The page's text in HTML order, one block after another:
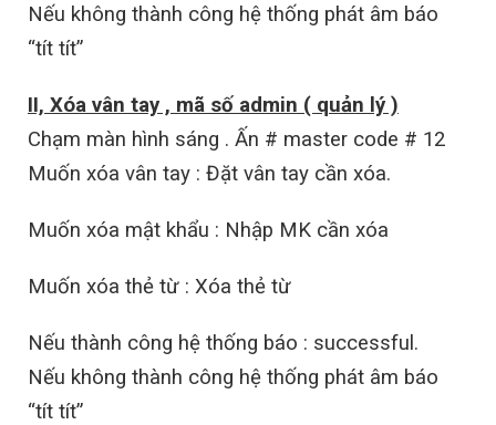
Nếu không thành công hệ thống phát âm báo
“tít tít”
II, Xóa vân tay , mã số admin ( quản lý )
Chạm màn hình sáng . Ấn # master code # 12
Muốn xóa vân tay : Đặt vân tay cần xóa.
Muốn xóa mật khẩu : Nhập MK cần xóa
Muốn xóa thẻ từ : Xóa thẻ từ
Nếu thành công hệ thống báo : successful.
Nếu không thành công hệ thống phát âm báo
“tít tít”